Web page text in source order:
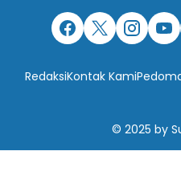
RedaksiKontak Kami
© 2025 by